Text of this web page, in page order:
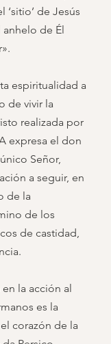
‘sitio’ de Jesús
anhelo de Él
espiritualidad a
de vivir la
realizada por
expresa el don
Señor,
a seguir, en
de la
de los
de castidad,
la acción al
es la
corazón de la